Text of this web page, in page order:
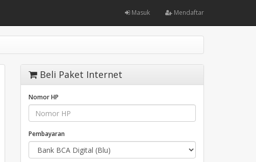
Masuk Mendaftar
Beli Paket Internet
Nomor HP
Pembayaran